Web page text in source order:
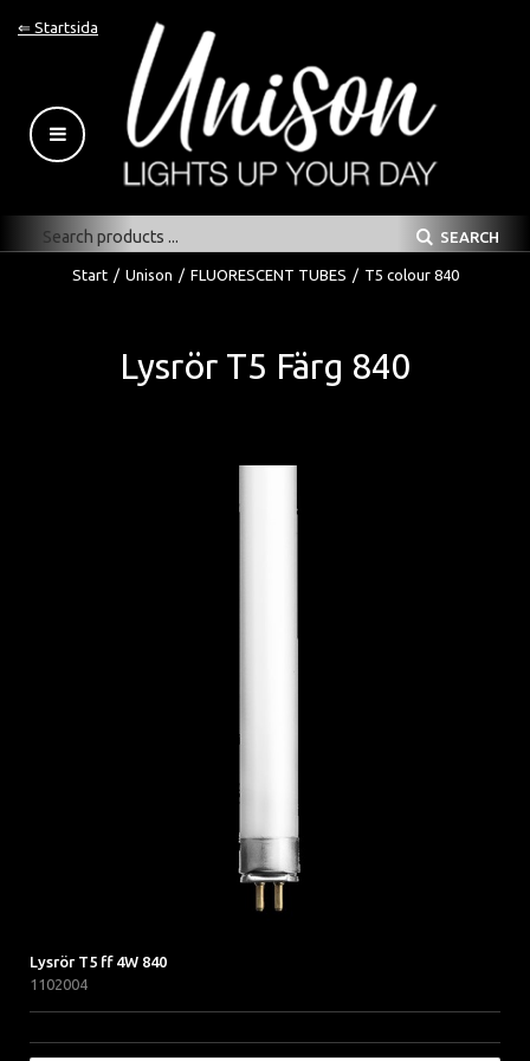
⇐ Startsida
SEARCH
Start / Unison / FLUORESCENT TUBES / T5 colour 840
Lysrör T5 Färg 840
Lysrör T5 ff 4W 840
1102004